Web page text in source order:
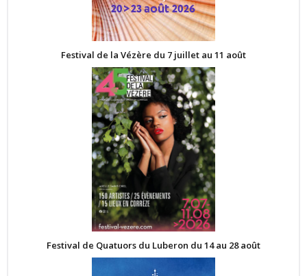
Festival de la Vézère du 7 juillet au 11 août
Festival de Quatuors du Luberon du 14 au 28 août